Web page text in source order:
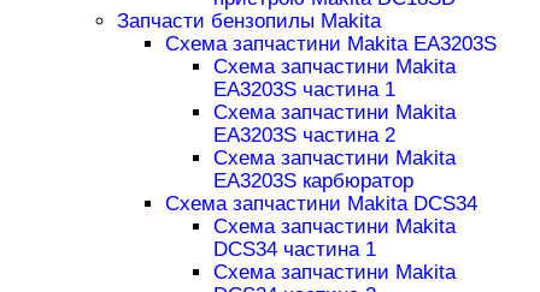
Запчасти бензопилы Makita
Схема запчастини Makita EA3203S
Схема запчастини Makita
EA3203S частина 1
Схема запчастини Makita
EA3203S частина 2
Схема запчастини Makita
EA3203S карбюратор
Схема запчастини Makita DCS34
Схема запчастини Makita
DCS34 частина 1
Схема запчастини Makita